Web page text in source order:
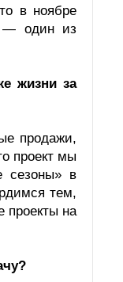
в ноябре
— один из
жизни за
продажи,
проект мы
сезоны» в
тем,
проекты на